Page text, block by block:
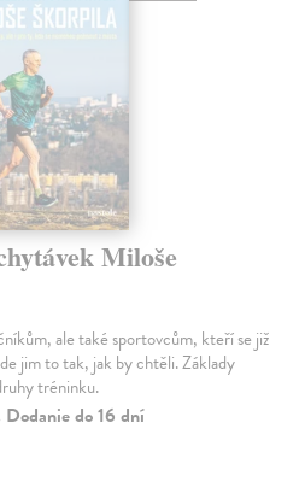
Miloše
ale také sportovcům, kteří se již
jim to tak, jak by chtěli. Základy
tréninku.
do 16 dní